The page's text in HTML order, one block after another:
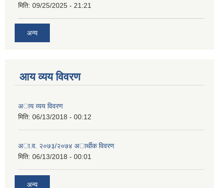
मिति: 09/25/2025 - 21:21
अन्य
आय व्यय विवरण
अाय व्यय विवरण
मिति: 06/13/2018 - 00:12
अा.व. २०७३/२०७४ अार्थीक विवरण
मिति: 06/13/2018 - 00:01
अन्य